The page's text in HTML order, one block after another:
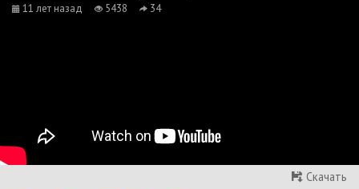
11 лет назад 5438 34
Скачать